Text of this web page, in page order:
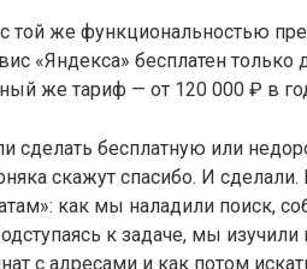
той же функциональностью
«Яндекса» бесплатен
же тариф — от 120 000 ₽ в
бесплатную или
скажут спасибо. И сделали.
как мы наладили поиск,
к задаче, мы
с адресами и как потом